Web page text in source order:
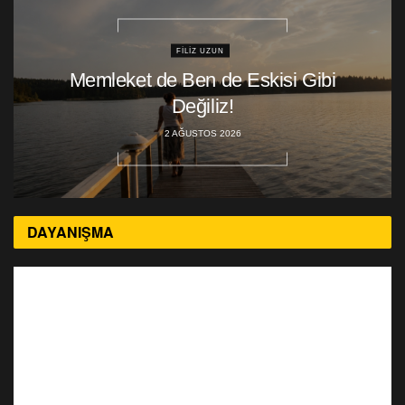
FILIZ UZUN
Memleket de Ben de Eskisi Gibi
Değiliz!
2 AĞUSTOS 2026
DAYANIŞMA